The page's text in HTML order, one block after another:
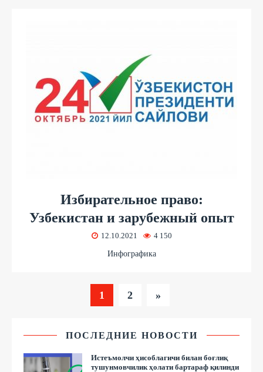
Избирательное право:
Узбекистан и зарубежный опыт
12.10.2021 4 150
Инфографика
1 2 »
ПОСЛЕДНИЕ НОВОСТИ
Истеъмолчи ҳисоблагичи билан боғлиқ
тушунмовчилик ҳолати бартараф қилинди